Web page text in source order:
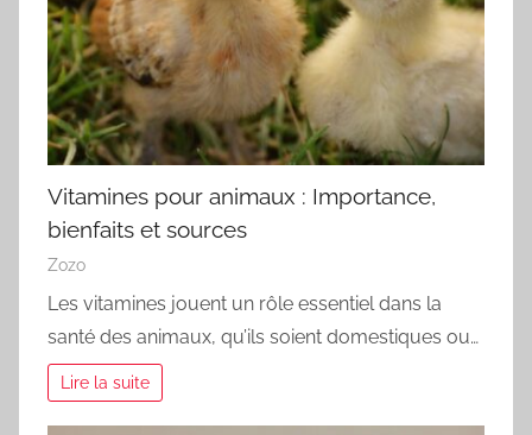
Vitamines pour animaux : Importance,
bienfaits et sources
Zozo
Les vitamines jouent un rôle essentiel dans la
santé des animaux, qu’ils soient domestiques ou…
Lire la suite